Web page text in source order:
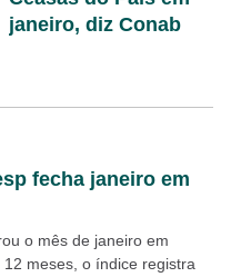
janeiro, diz Conab
fecha janeiro em
o mês de janeiro em
meses, o índice registra